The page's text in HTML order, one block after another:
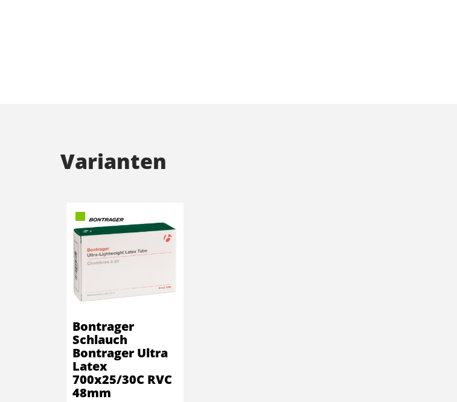
Varianten
Bontrager
Schlauch
Bontrager Ultra
Latex
700x25/30C RVC
48mm